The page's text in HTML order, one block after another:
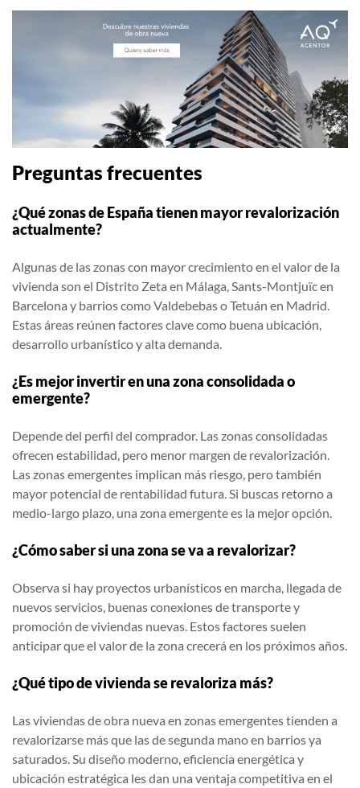
Preguntas frecuentes
¿Qué zonas de España tienen mayor revalorización
actualmente?
Algunas de las zonas con mayor crecimiento en el valor de la
vivienda son el Distrito Zeta en Málaga, Sants-Montjuïc en
Barcelona y barrios como Valdebebas o Tetuán en Madrid.
Estas áreas reúnen factores clave como buena ubicación,
desarrollo urbanístico y alta demanda.
¿Es mejor invertir en una zona consolidada o
emergente?
Depende del perfil del comprador. Las zonas consolidadas
ofrecen estabilidad, pero menor margen de revalorización.
Las zonas emergentes implican más riesgo, pero también
mayor potencial de rentabilidad futura. Si buscas retorno a
medio-largo plazo, una zona emergente es la mejor opción.
¿Cómo saber si una zona se va a revalorizar?
Observa si hay proyectos urbanísticos en marcha, llegada de
nuevos servicios, buenas conexiones de transporte y
promoción de viviendas nuevas. Estos factores suelen
anticipar que el valor de la zona crecerá en los próximos años.
¿Qué tipo de vivienda se revaloriza más?
Las viviendas de obra nueva en zonas emergentes tienden a
revalorizarse más que las de segunda mano en barrios ya
saturados. Su diseño moderno, eficiencia energética y
ubicación estratégica les dan una ventaja competitiva en el